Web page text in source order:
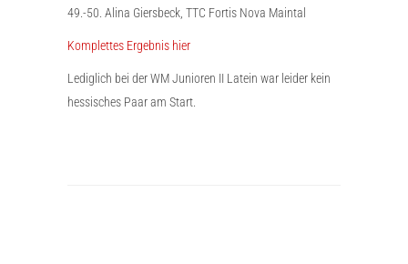
49.-50. Alina Giersbeck, TTC Fortis Nova Maintal
Komplettes Ergebnis hier
Lediglich bei der WM Junioren II Latein war leider kein
hessisches Paar am Start.